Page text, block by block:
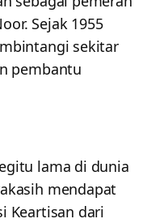
Sejak 1955
sekitar
pembantu
lama di dunia
mendapat
Keartisan dari